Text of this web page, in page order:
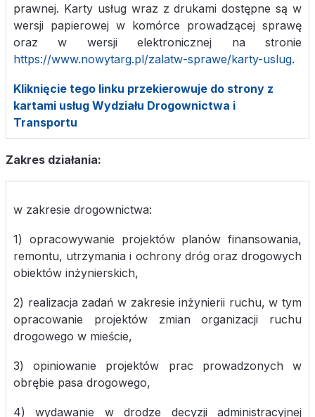
prawnej. Karty usług wraz z drukami dostępne są w
wersji papierowej w komórce prowadzącej sprawę
oraz w wersji elektronicznej na stronie
https://www.nowytarg.pl/zalatw-sprawe/karty-uslug.
Kliknięcie tego linku przekierowuje do strony z
kartami usług Wydziału Drogownictwa i
Transportu
Zakres działania:
w zakresie drogownictwa:
1) opracowywanie projektów planów finansowania,
remontu, utrzymania i ochrony dróg oraz drogowych
obiektów inżynierskich,
2) realizacja zadań w zakresie inżynierii ruchu, w tym
opracowanie projektów zmian organizacji ruchu
drogowego w mieście,
3) opiniowanie projektów prac prowadzonych w
obrębie pasa drogowego,
4) wydawanie w drodze decyzji administracyjnej